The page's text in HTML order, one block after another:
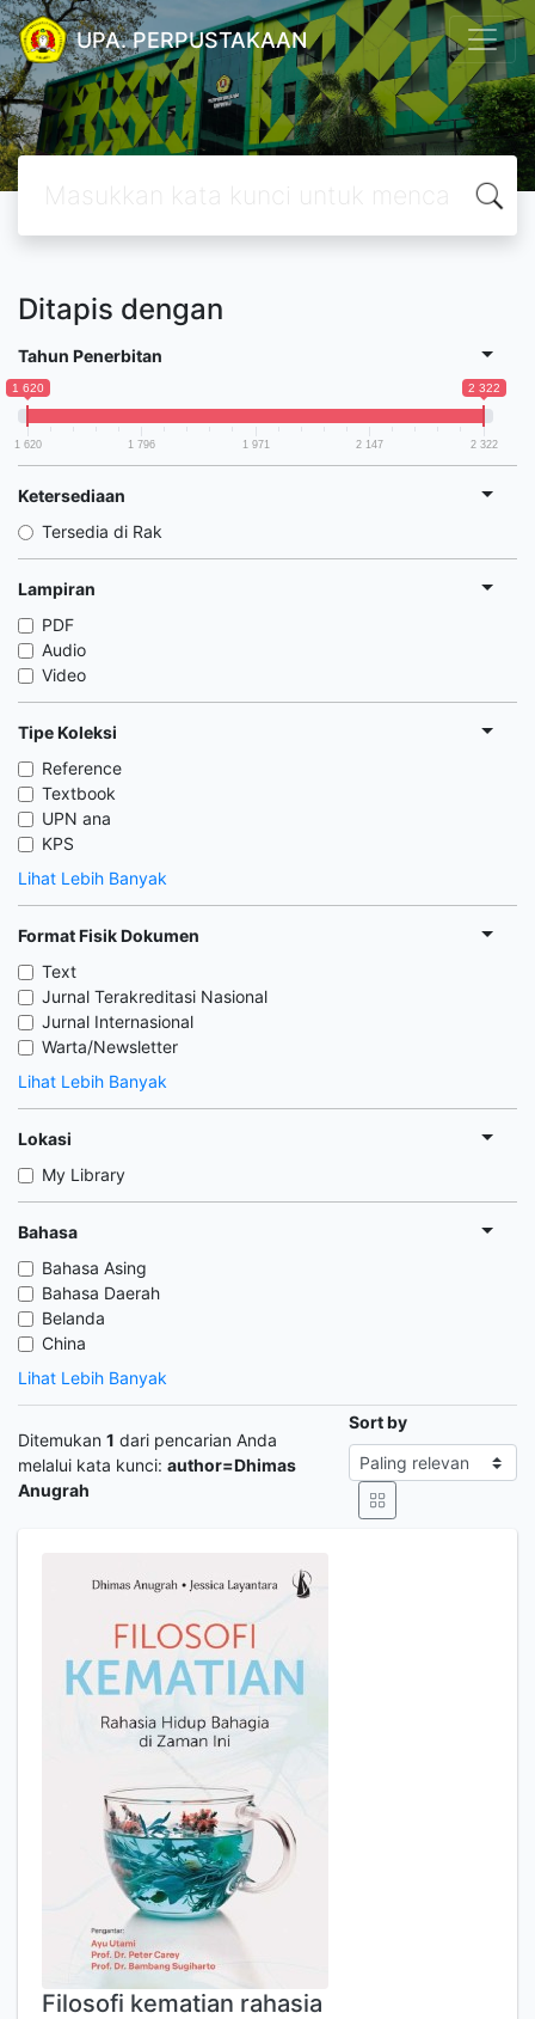
UPA. PERPUSTAKAAN
Ditapis dengan
Tahun Penerbitan
1 620 2 322
1 620 1 796 1 971 2 147 2 322
Ketersediaan
Tersedia di Rak
Lampiran
PDF
Audio
Video
Tipe Koleksi
Reference
Textbook
UPN ana
KPS
Lihat Lebih Banyak
Format Fisik Dokumen
Text
Jurnal Terakreditasi Nasional
Jurnal Internasional
Warta/Newsletter
Lihat Lebih Banyak
Lokasi
My Library
Bahasa
Bahasa Asing
Bahasa Daerah
Belanda
China
Lihat Lebih Banyak
Ditemukan 1 dari pencarian Anda
melalui kata kunci: author=Dhimas
Anugrah
Sort by
Filosofi kematian rahasia